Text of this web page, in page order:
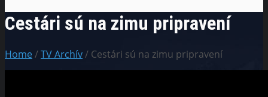
Cestári sú na zimu pripravení
Home/TV Archív/ Cestári sú na zimu pripravení